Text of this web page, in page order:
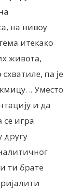
на нивоу
итекако
живота,
па је
Уместо
и да
се игра
другу
ти брате